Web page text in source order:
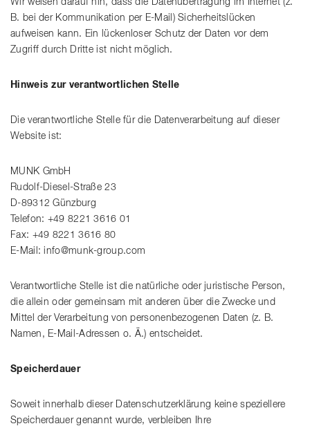
Wir weisen darauf hin, dass die Datenübertragung im Internet (z.
B. bei der Kommunikation per E-Mail) Sicherheitslücken
aufweisen kann. Ein lückenloser Schutz der Daten vor dem
Zugriff durch Dritte ist nicht möglich.
Hinweis zur verantwortlichen Stelle
Die verantwortliche Stelle für die Datenverarbeitung auf dieser
Website ist:
MUNK GmbH
Rudolf-Diesel-Straße 23
D-89312 Günzburg
Telefon: +49 8221 3616 01
Fax: +49 8221 3616 80
E-Mail: info@munk-group.com
Verantwortliche Stelle ist die natürliche oder juristische Person,
die allein oder gemeinsam mit anderen über die Zwecke und
Mittel der Verarbeitung von personenbezogenen Daten (z. B.
Namen, E-Mail-Adressen o. Ä.) entscheidet.
Speicherdauer
Soweit innerhalb dieser Datenschutzerklärung keine speziellere
Speicherdauer genannt wurde, verbleiben Ihre